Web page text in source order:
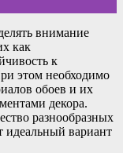
внимание
как
к
этом необходимо
обоев и их
декора.
разнообразных
идеальный вариант